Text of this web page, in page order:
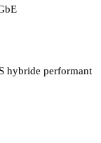
hybride performant